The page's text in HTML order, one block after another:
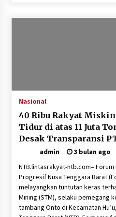
Nasional
40 Ribu Rakyat
Tidur di atas 11 Juta
Desak Transparansi
admin
3 bulan ago
NTB.lintasrakyat-ntb.com– Forum
Progresif Nusa Tenggara Barat
melayangkan tuntutan keras
Mining (STM), selaku pemegang
tambang Onto di Kecamatan